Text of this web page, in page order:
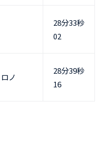
28分33秒
02
ノ
28分39秒
16